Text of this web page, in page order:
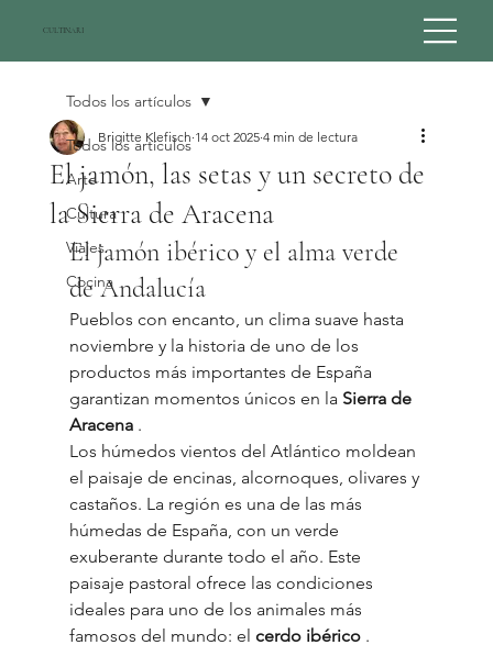
CULTINARI
Todos los artículos
Arte
Cultura
Viajes
Cocina
Todos los artículos
El jamón, las setas y un secreto de
la Sierra de Aracena
Brigitte Klefisch 14 oct 2025 4 min de lectura
El jamón ibérico y el alma verde
de Andalucía
Pueblos con encanto, un clima suave hasta
noviembre y la historia de uno de los
productos más importantes de España
garantizan momentos únicos en la Sierra de
Aracena .
Los húmedos vientos del Atlántico moldean
el paisaje de encinas, alcornoques, olivares y
castaños. La región es una de las más
húmedas de España, con un verde
exuberante durante todo el año. Este
paisaje pastoral ofrece las condiciones
ideales para uno de los animales más
famosos del mundo: el cerdo ibérico .